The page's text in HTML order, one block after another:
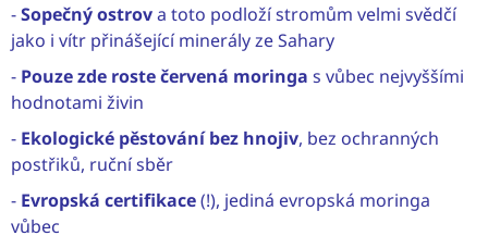
-Sopečný ostrova toto podloží stromům velmi svědčí
jako i vítr přinášející minerály ze Sahary
- Pouze zde roste červená moringa s vůbec nejvyššími
hodnotami živin
- Ekologické pěstování bez hnojiv, bez ochranných
postřiků, ruční sběr
- Evropská certifikace(!), jediná evropská moringa
vůbec